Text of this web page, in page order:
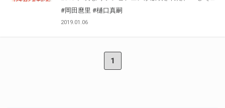
#岡田麿里 #樋口真嗣
2019.01.06
1